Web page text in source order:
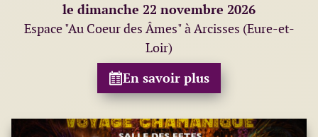
le dimanche 22 novembre 2026
Espace "Au Coeur des Âmes" à Arcisses (Eure-et-
Loir)
En savoir plus